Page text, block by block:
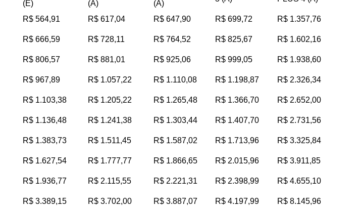
(E)
(A)
(A)
R$ 564,91 R$ 617,04 R$ 647,90 R$ 699,72
R$ 1.357,76
R$ 666,59 R$ 728,11 R$ 764,52 R$ 825,67
R$ 1.602,16
R$ 806,57 R$ 881,01 R$ 925,06 R$ 999,05
R$ 1.938,60
R$ 967,89 R$ 1.057,22 R$ 1.110,08 R$ 1.198,87
R$ 2.326,34
R$ 1.103,38 R$ 1.205,22 R$ 1.265,48 R$ 1.366,70
R$ 2.652,00
R$ 1.136,48 R$ 1.241,38 R$ 1.303,44 R$ 1.407,70
R$ 2.731,56
R$ 1.383,73 R$ 1.511,45 R$ 1.587,02 R$ 1.713,96
R$ 3.325,84
R$ 1.627,54 R$ 1.777,77 R$ 1.866,65 R$ 2.015,96
R$ 3.911,85
R$ 1.936,77 R$ 2.115,55 R$ 2.221,31 R$ 2.398,99
R$ 4.655,10
R$ 3.389,15 R$ 3.702,00 R$ 3.887,07 R$ 4.197,99
R$ 8.145,96